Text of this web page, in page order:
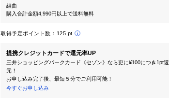
組曲
購入合計金額4,990円以上で送料無料
取得予定ポイント数： 125 pt
提携クレジットカードで還元率UP
三井ショッピングパークカード《セゾン》なら更に¥100につき1pt還
元！
お申し込み完了後、最短５分でご利用可能！
今すぐお申し込み